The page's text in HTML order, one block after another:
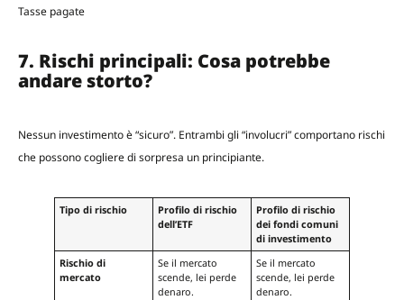
Tasse pagate
7. Rischi principali: Cosa potrebbe
andare storto?
Nessun investimento è “sicuro”. Entrambi gli “involucri” comportano rischi
che possono cogliere di sorpresa un principiante.
Tipo di rischio
Profilo di rischio
dell’ETF
Profilo di rischio
dei fondi comuni
di investimento
Rischio di
mercato
Se il mercato
scende, lei perde
denaro.
Se il mercato
scende, lei perde
denaro.